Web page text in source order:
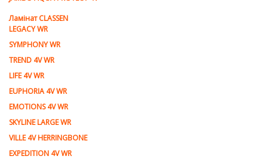
Ламiнат CLASSEN
LEGACY WR
SYMPHONY WR
TREND 4V WR
LIFE 4V WR
EUPHORIA 4V WR
EMOTIONS 4V WR
SKYLINE LARGE WR
VILLE 4V HERRINGBONE
EXPEDITION 4V WR